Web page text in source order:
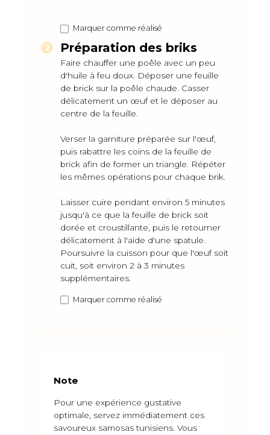
Marquer comme réalisé
Préparation des briks
Faire chauffer une poêle avec un peu
d'huile à feu doux. Déposer une feuille
de brick sur la poêle chaude. Casser
délicatement un œuf et le déposer au
centre de la feuille.
Verser la garniture préparée sur l'œuf,
puis rabattre les coins de la feuille de
brick afin de former un triangle. Répéter
les mêmes opérations pour chaque brik.
Laisser cuire pendant environ 5 minutes
jusqu'à ce que la feuille de brick soit
dorée et croustillante, puis le retourner
délicatement à l'aide d'une spatule.
Poursuivre la cuisson pour que l'œuf soit
cuit, soit environ 2 à 3 minutes
supplémentaires.
Marquer comme réalisé
Note
Pour une expérience gustative
optimale, servez immédiatement ces
savoureux samosas tunisiens. Vous